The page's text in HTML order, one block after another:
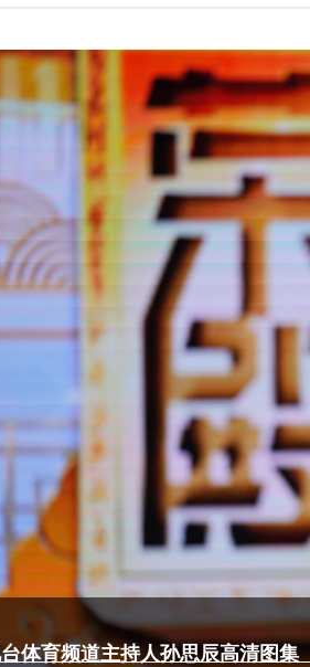
体育频道主持人孙思辰高清图集